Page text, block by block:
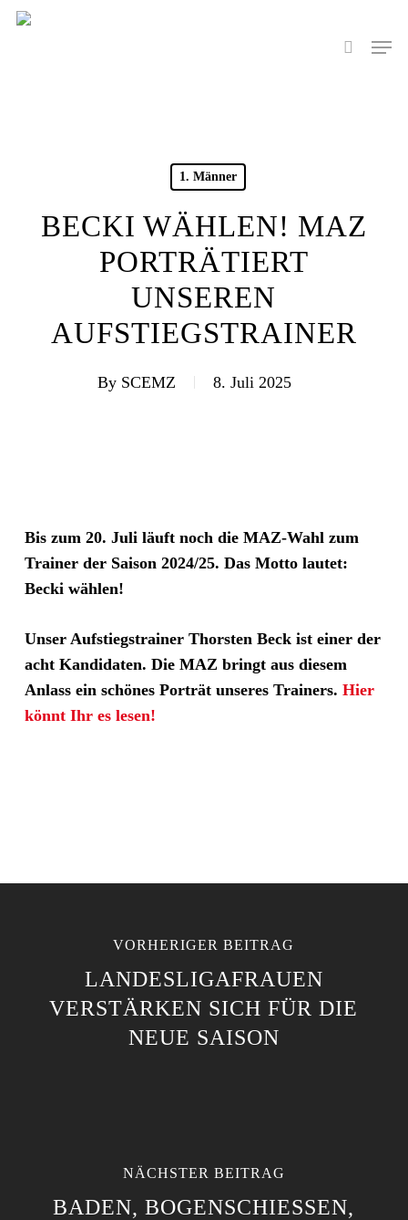
Skip
search
Menu
1. Männer
BECKI WÄHLEN! MAZ
PORTRÄTIERT
UNSEREN
AUFSTIEGSTRAINER
By SCEMZ 8. Juli 2025
Bis zum 20. Juli läuft noch die MAZ-Wahl zum
Trainer der Saison 2024/25. Das Motto lautet:
Becki wählen!
Unser Aufstiegstrainer Thorsten Beck ist einer der
acht Kandidaten. Die MAZ bringt aus diesem
Anlass ein schönes Porträt unseres Trainers. Hier
könnt Ihr es lesen!
VORHERIGER BEITRAG
LANDESLIGAFRAUEN
VERSTÄRKEN SICH FÜR DIE
NEUE SAISON
NÄCHSTER BEITRAG
BADEN, BOGENSCHIESSEN, M